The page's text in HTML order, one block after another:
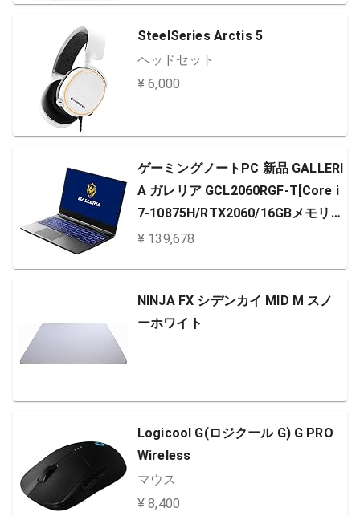
SteelSeries Arctis 5
ヘッドセット
¥ 6,000
ゲーミングノートPC 新品 GALLERI
A ガレリア GCL2060RGF-T[Core i
7-10875H/RTX2060/16GBメモリ/5
12GB SSD/15.6フルHD]9308-2983
¥ 139,678
NINJA FX シデンカイ MID M スノ
ーホワイト
Logicool G(ロジクール G) G PRO
Wireless
マウス
¥ 8,400